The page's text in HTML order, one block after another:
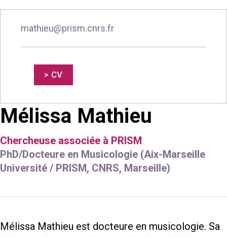
mathieu@prism.cnrs.fr
> CV
Mélissa Mathieu
Chercheuse associée à PRISM
PhD/Docteure en Musicologie (Aix-Marseille
Université / PRISM, CNRS, Marseille)
Mélissa Mathieu est docteure en musicologie. Sa